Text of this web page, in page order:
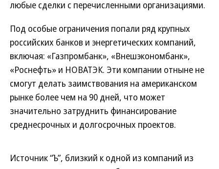
любые сделки с перечисленными организациями.
Под особые ограничения попали ряд крупных
российских банков и энергетических компаний,
включая: «Газпромбанк», «Внешэкономбанк»,
«Роснефть» и НОВАТЭК. Эти компании отныне не
смогут делать заимствования на американском
рынке более чем на 90 дней, что может
значительно затруднить финансирование
среднесрочных и долгосрочных проектов.
Источник “Ъ”, близкий к одной из компаний из